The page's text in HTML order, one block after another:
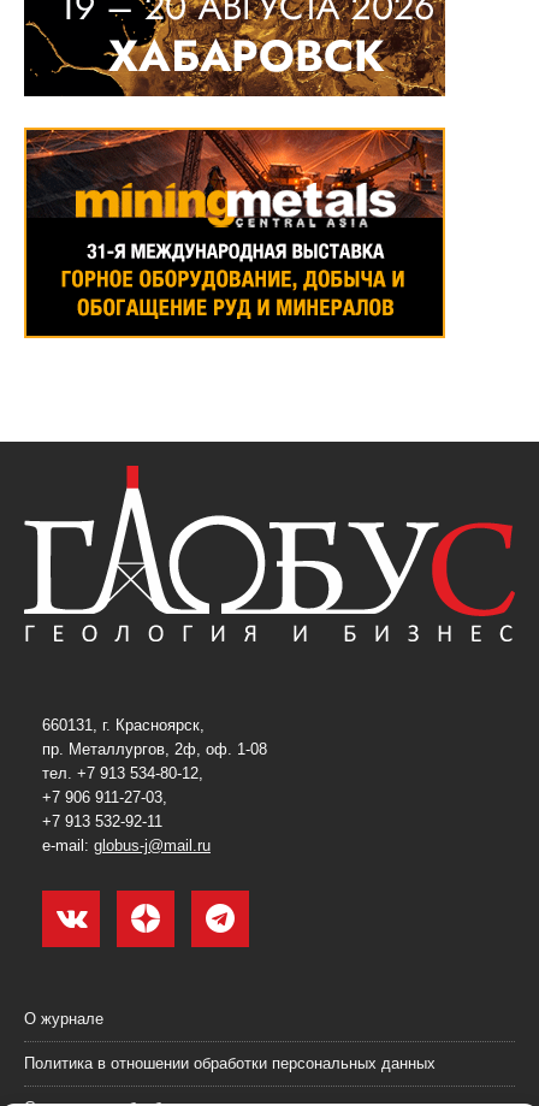
660131, г. Красноярск,
пр. Металлургов, 2ф, оф. 1-08
тел. +7 913 534-80-12,
+7 906 911-27-03,
+7 913 532-92-11
e-mail: globus-j@mail.ru
О журнале
Политика в отношении обработки персональных данных